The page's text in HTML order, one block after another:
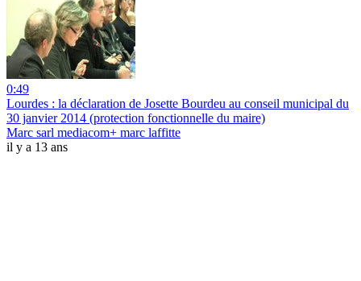
0:49
Lourdes : la déclaration de Josette Bourdeu au conseil municipal du
30 janvier 2014 (protection fonctionnelle du maire)
Marc sarl mediacom+ marc laffitte
il y a 13 ans